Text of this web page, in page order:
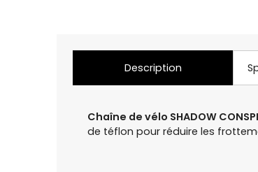
Description
Chaîne de vélo SHADOW
de téflon pour réduire les